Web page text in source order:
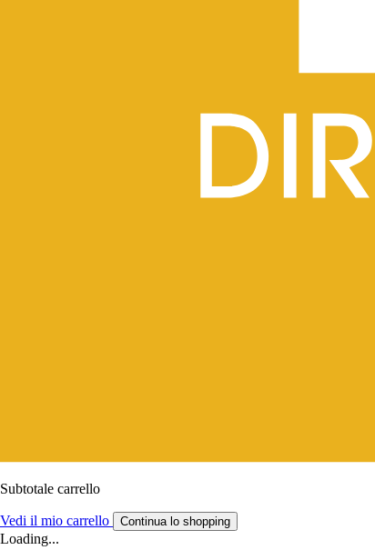
Subtotale carrello
Vedi il mio carrello Continua lo shopping
Loading...